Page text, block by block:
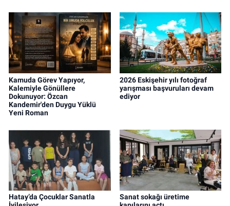
Kamuda Görev Yapıyor,
Kalemiyle Gönüllere
Dokunuyor: Özcan
Kandemir'den Duygu Yüklü
Yeni Roman
2026 Eskişehir yılı fotoğraf
yarışması başvuruları devam
ediyor
Hatay’da Çocuklar Sanatla
Sanat sokağı üretime